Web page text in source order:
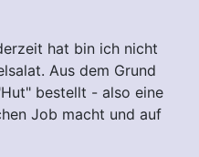
hat bin ich nicht
Aus dem Grund
bestellt - also eine
Job macht und auf